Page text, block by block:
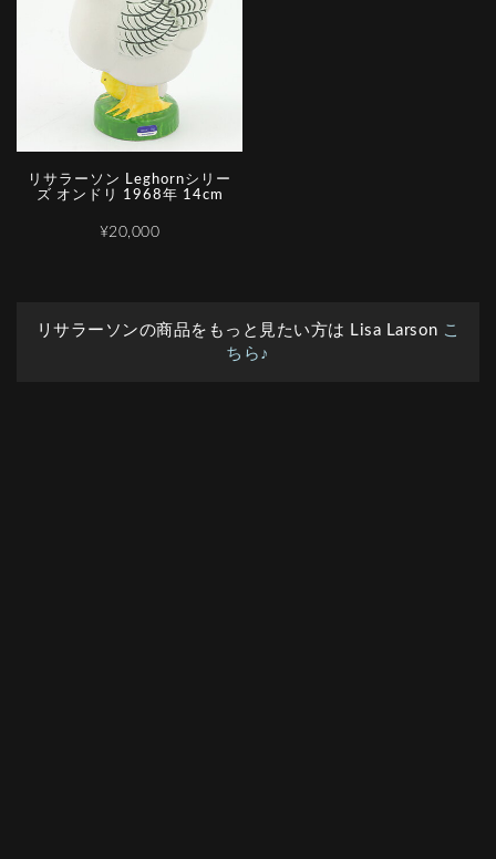
リサラーソン Leghornシリー
ズ オンドリ 1968年 14cm
¥20,000
リサラーソンの商品をもっと見たい方は Lisa Larson こ
ちら♪